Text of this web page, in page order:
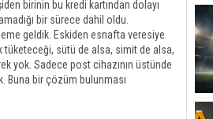
birinin bu kredi kartından dolayı
bir sürece dahil oldu.
geldik. Eskiden esnafta veresiye
tüketeceği, sütü de alsa, simit de alsa,
yok. Sadece post cihazının üstünde
Buna bir çözüm bulunması